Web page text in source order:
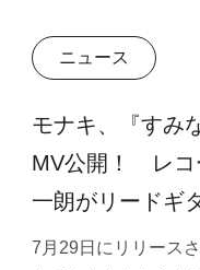
ニュース
モナキ、『すみ
MV公開！ レコ
一朗がリードギ
7月29日にリリース